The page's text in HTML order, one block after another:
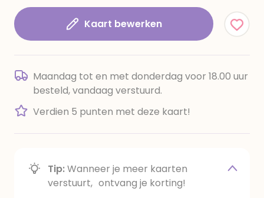
Kaart bewerken
Maandag tot en met donderdag voor 18.00 uur
besteld, vandaag verstuurd.
Verdien 5 punten met deze kaart!
Tip:Wanneer je meer kaarten
verstuurt, ontvang je korting!